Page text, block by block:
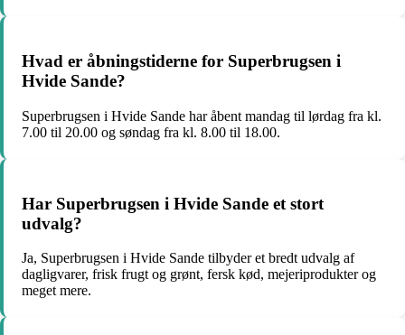
Hvad er åbningstiderne for Superbrugsen i
Hvide Sande?
Superbrugsen i Hvide Sande har åbent mandag til lørdag fra kl.
7.00 til 20.00 og søndag fra kl. 8.00 til 18.00.
Har Superbrugsen i Hvide Sande et stort
udvalg?
Ja, Superbrugsen i Hvide Sande tilbyder et bredt udvalg af
dagligvarer, frisk frugt og grønt, fersk kød, mejeriprodukter og
meget mere.